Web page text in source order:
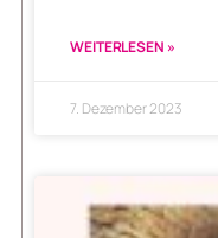
WEITERLESEN »
7. Dezember 2023